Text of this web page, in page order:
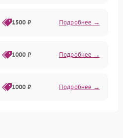
1500 ₽ Подробнее →
1000 ₽ Подробнее →
1000 ₽ Подробнее →